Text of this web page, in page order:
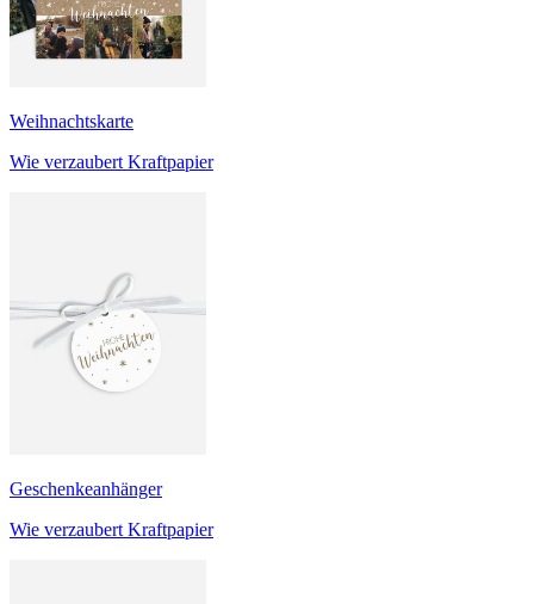
Weihnachtskarte
Wie verzaubert Kraftpapier
Geschenkeanhänger
Wie verzaubert Kraftpapier